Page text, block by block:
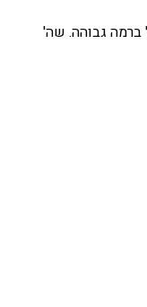
ברמה גבוהה. שה'